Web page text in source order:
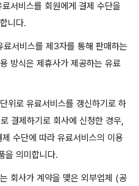
서비스를 회원에게 결제 수단을
니다.
서비스를 제3자를 통해 판매하는
방식은 제휴사가 제공하는 유료
위로 유료서비스를 갱신하기로 하
결제하기로 회사에 신청한 경우,
수단에 따라 유료서비스의 이용
을 의미합니다.
회사가 계약을 맺은 외부업체 (공